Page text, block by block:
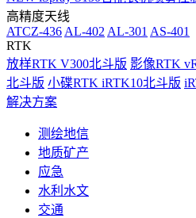
高精度天线
ATCZ-436 AL-402 AL-301 AS-401
RTK
放样RTK V300北斗版 影像RTK
北斗版 小碟RTK iRTK10北斗版
解决方案
测绘地信
地质矿产
应急
水利水文
交通